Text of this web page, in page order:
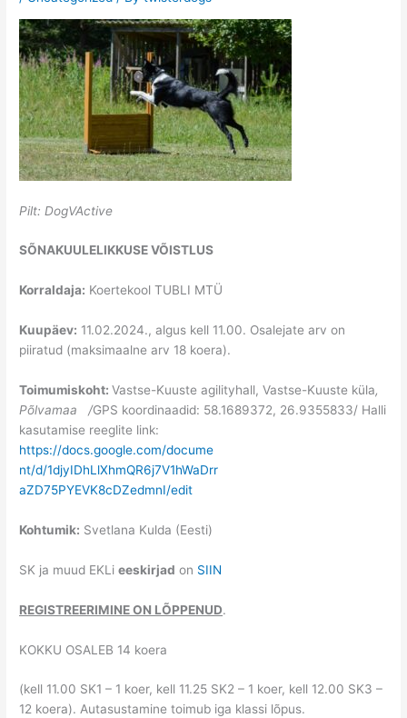
Pilt: DogVActive
SÕNAKUULELIKKUSE VÕISTLUS
Korraldaja: Koertekool TUBLI MTÜ
Kuupäev: 11.02.2024., algus kell 11.00. Osalejate arv on
piiratud (maksimaalne arv 18 koera).
Toimumiskoht:Vastse-Kuuste agilityhall, Vastse-Kuuste küla,
Põlvamaa /GPS koordinaadid: 58.1689372, 26.9355833/ Halli
kasutamise reeglite link:
https://docs.google.com/docume
nt/d/1djyIDhLlXhmQR6j7V1hWaDrr
aZD75PYEVK8cDZedmnI/edit
Kohtumik: Svetlana Kulda (Eesti)
SK ja muud EKLieeskirjad on SIIN
REGISTREERIMINE ON LÕPPENUD.
KOKKU OSALEB 14 koera
(kell 11.00 SK1 – 1 koer, kell 11.25 SK2 – 1 koer, kell 12.00 SK3 –
12 koera). Autasustamine toimub iga klassi lõpus.